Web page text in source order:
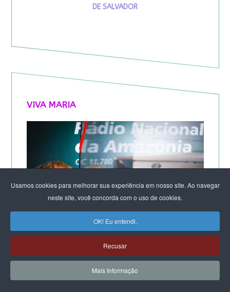
Usamos cookies para melhorar sua experiência em nosso site. Ao navegar
neste site, você concorda com o uso de cookies.
OK! Eu entendi.
Recusar
Mais Informação
DE SALVADOR
VIVA MARIA